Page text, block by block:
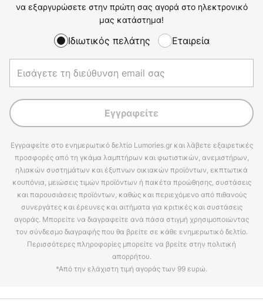
να εξαργυρώσετε στην πρώτη σας αγορά στο ηλεκτρονικό
μας κατάστημα!
Ιδιωτικός πελάτης Εταιρεία
Εγγραφείτε
Εγγραφείτε στο ενημερωτικό δελτίο Lumories.gr και λάβετε εξαιρετικές
προσφορές από τη γκάμα λαμπτήρων και φωτιστικών, ανεμιστήρων,
ηλιακών συστημάτων και έξυπνων οικιακών προϊόντων, εκπτωτικά
κουπόνια, μειώσεις τιμών προϊόντων ή πακέτα προώθησης, συστάσεις
και παρουσιάσεις προϊόντων, καθώς και περιεχόμενο από πιθανούς
συνεργάτες και έρευνες και αιτήματα για κριτικές και συστάσεις
αγοράς. Μπορείτε να διαγραφείτε ανά πάσα στιγμή χρησιμοποιώντας
τον σύνδεσμο διαγραφής που θα βρείτε σε κάθε ενημερωτικό δελτίο.
Περισσότερες πληροφορίες μπορείτε να βρείτε στην πολιτική
απορρήτου.
*Από την ελάχιστη τιμή αγοράς των 99 ευρώ.